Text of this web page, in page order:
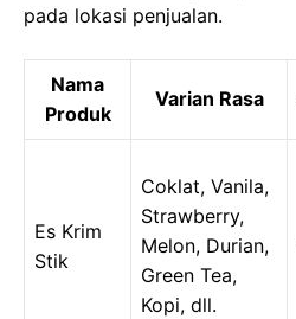
pada lokasi penjualan.
Nama
Produk
Varian Rasa
Es Krim
Stik
Coklat, Vanila,
Strawberry,
Melon, Durian,
Green Tea,
Kopi, dll.